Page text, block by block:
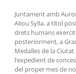
Juntament amb
Aliou Sylla, a títol
drets humans exercit
posteriorment, a
Medalles de la
l’expedient de
del proper mes de